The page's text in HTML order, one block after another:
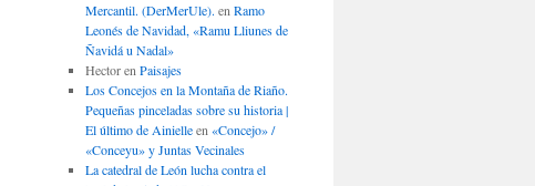
Mercantil. (DerMerUle). en Ramo
Leonés de Navidad, «Ramu Lliunes de
Ñavidá u Nadal»
Hectoren Paisajes
Los Concejos en la Montaña de Riaño.
Pequeñas pinceladas sobre su historia |
El último de Ainielleen «Concejo» /
«Conceyu» y Juntas Vecinales
La catedral de León lucha contra el